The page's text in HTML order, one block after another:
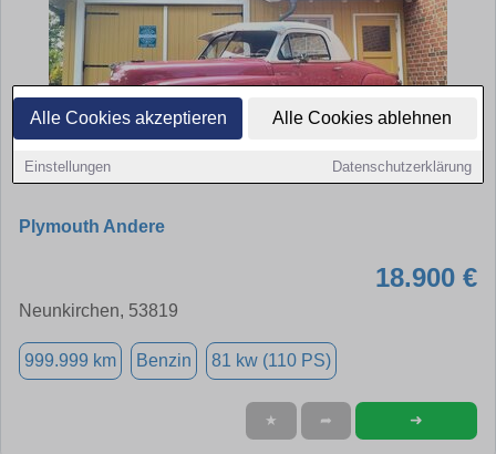
Alle Cookies akzeptieren Alle Cookies ablehnen
Einstellungen Datenschutzerklärung
Plymouth Andere
18.900 €
Neunkirchen, 53819
999.999 km Benzin 81 kw (110 PS)
★ ➦ ➜